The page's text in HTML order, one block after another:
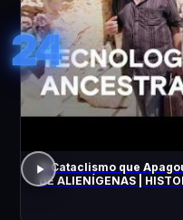
24
O Cataclismo que
DE ALIENÍGENAS |